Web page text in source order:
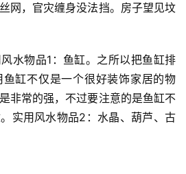
网，官灾缠身没法挡。房子望见坟
水物品1：鱼缸。之所以把鱼缸排
缸不仅是一个很好装饰家居的物
非常的强，不过要注意的是鱼缸不
实用风水物品2：水晶、葫芦、古